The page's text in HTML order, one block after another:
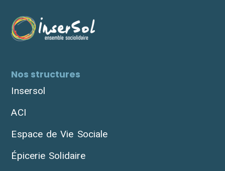
Nos structures
Insersol
ACI
Espace de Vie Sociale
Épicerie Solidaire